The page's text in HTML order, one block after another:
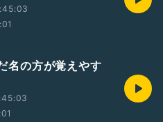
の方が覚えやす